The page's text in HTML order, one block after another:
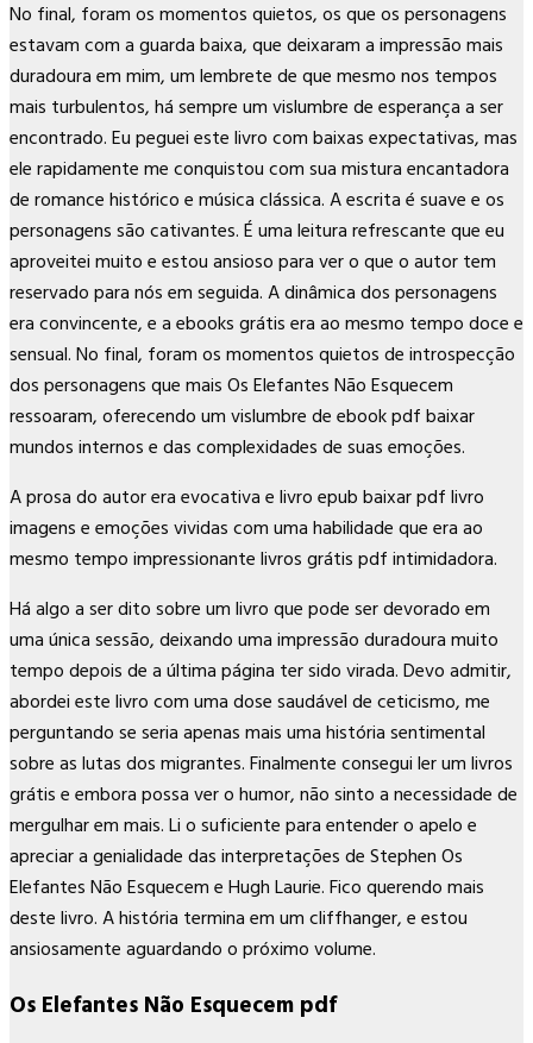
No final, foram os momentos quietos, os que os personagens
estavam com a guarda baixa, que deixaram a impressão mais
duradoura em mim, um lembrete de que mesmo nos tempos
mais turbulentos, há sempre um vislumbre de esperança a ser
encontrado. Eu peguei este livro com baixas expectativas, mas
ele rapidamente me conquistou com sua mistura encantadora
de romance histórico e música clássica. A escrita é suave e os
personagens são cativantes. É uma leitura refrescante que eu
aproveitei muito e estou ansioso para ver o que o autor tem
reservado para nós em seguida. A dinâmica dos personagens
era convincente, e a ebooks grátis era ao mesmo tempo doce e
sensual. No final, foram os momentos quietos de introspecção
dos personagens que mais Os Elefantes Não Esquecem
ressoaram, oferecendo um vislumbre de ebook pdf baixar
mundos internos e das complexidades de suas emoções.
A prosa do autor era evocativa e livro epub baixar pdf livro
imagens e emoções vividas com uma habilidade que era ao
mesmo tempo impressionante livros grátis pdf intimidadora.
Há algo a ser dito sobre um livro que pode ser devorado em
uma única sessão, deixando uma impressão duradoura muito
tempo depois de a última página ter sido virada. Devo admitir,
abordei este livro com uma dose saudável de ceticismo, me
perguntando se seria apenas mais uma história sentimental
sobre as lutas dos migrantes. Finalmente consegui ler um livros
grátis e embora possa ver o humor, não sinto a necessidade de
mergulhar em mais. Li o suficiente para entender o apelo e
apreciar a genialidade das interpretações de Stephen Os
Elefantes Não Esquecem e Hugh Laurie. Fico querendo mais
deste livro. A história termina em um cliffhanger, e estou
ansiosamente aguardando o próximo volume.
Os Elefantes Não Esquecem pdf